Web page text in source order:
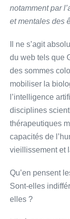
notamment par
et mentales des
Il ne s’agit
du web tels que
des sommes
mobiliser la
l’intelligence
disciplines
thérapeutiques
capacités de
vieillissement et
Qu’en pensent
Sont-elles
elles ?